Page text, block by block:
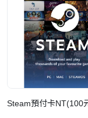
Steam預付卡NT(100